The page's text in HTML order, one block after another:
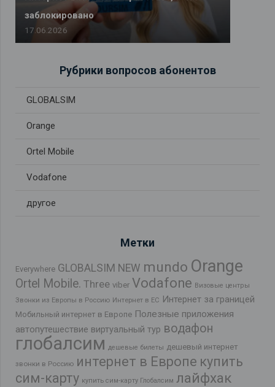
заблокировано
17.06.2026
Рубрики вопросов абонентов
GLOBALSIM
Orange
Ortel Mobile
Vodafone
другое
Метки
Everywhere GLOBALSIM NEW mundo Orange
Ortel Mobile. Three viber Vodafone Визовые центры
Звонки из Европы в Россию Интернет в ЕС Интернет за границей
Мобильный интернет в Европе Полезные приложения
автопутешествие виртуальный тур водафон
глобалсим дешевые билеты дешевый интернет
звонки в Россию интернет в Европе купить
сим-карту купить сим-карту Глобалсим лайфхак